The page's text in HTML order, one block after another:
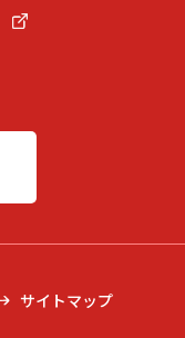
サイトマップ